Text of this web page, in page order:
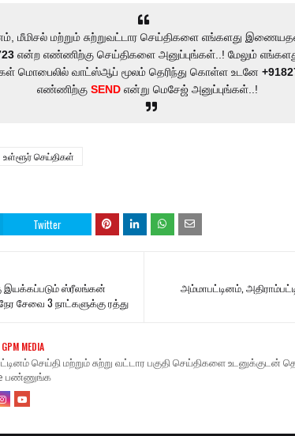
மீமிசல் மற்றும் சுற்றுவட்டார செய்திகளை எங்களது
என்ற எண்ணிற்கு செய்திகளை அனுப்புங்கள்..! மேலும்
மொபைலில் வாட்ஸ்ஆப் மூலம் தெரிந்து கொள்ள உடனே
எண்ணிற்கு SENDஎன்று மெசேஜ் அனுப்புங்கள்..!
உள்ளூர் செய்திகள்
Twitter
அம்மாபட்டினம்,
இயக்கப்படும் ஸ்ரீலங்கன்
சேவை 3 நாட்களுக்கு ரத்து
GPM MEDIA
செய்தி மற்றும் சுற்று வட்டார பகுதி செய்திகளை உடனுக்குடன்
பண்ணுங்க